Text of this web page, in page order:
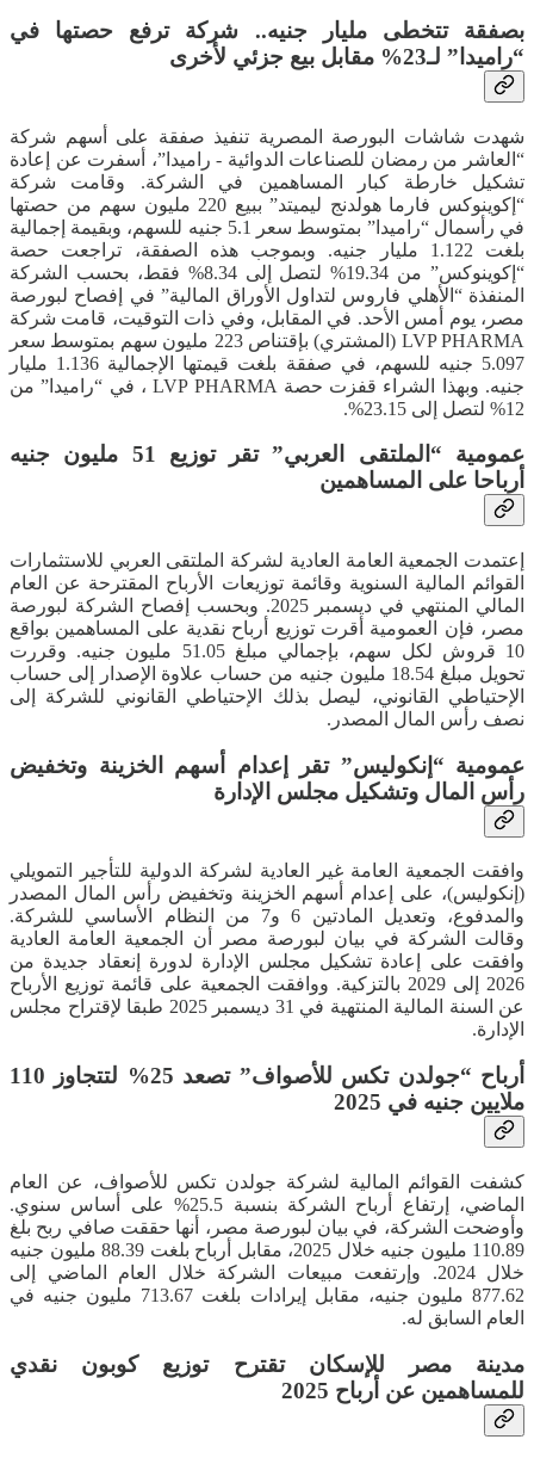
بصفقة تتخطى مليار جنيه.. شركة ترفع حصتها في
“راميدا” لـ23% مقابل بيع جزئي لأخرى
شهدت شاشات البورصة المصرية تنفيذ صفقة على أسهم شركة
“العاشر من رمضان للصناعات الدوائية - راميدا”، أسفرت عن إعادة
تشكيل خارطة كبار المساهمين في الشركة. وقامت شركة
“إكوينوكس فارما هولدنج ليميتد” ببيع 220 مليون سهم من حصتها
في رأسمال “راميدا” بمتوسط سعر 5.1 جنيه للسهم، وبقيمة إجمالية
بلغت 1.122 مليار جنيه. وبموجب هذه الصفقة، تراجعت حصة
“إكوينوكس” من 19.34% لتصل إلى 8.34% فقط، بحسب الشركة
المنفذة “الأهلي فاروس لتداول الأوراق المالية” في إفصاح لبورصة
مصر، يوم أمس الأحد. في المقابل، وفي ذات التوقيت، قامت شركة
LVP PHARMA (المشتري) بإقتناص 223 مليون سهم بمتوسط سعر
5.097 جنيه للسهم، في صفقة بلغت قيمتها الإجمالية 1.136 مليار
جنيه. وبهذا الشراء قفزت حصة LVP PHARMA ، في “راميدا” من
12% لتصل إلى 23.15%.
عمومية “الملتقى العربي” تقر توزيع 51 مليون جنيه
أرباحا على المساهمين
إعتمدت الجمعية العامة العادية لشركة الملتقى العربي للاستثمارات
القوائم المالية السنوية وقائمة توزيعات الأرباح المقترحة عن العام
المالي المنتهي في ديسمبر 2025. وبحسب إفصاح الشركة لبورصة
مصر، فإن العمومية أقرت توزيع أرباح نقدية على المساهمين بواقع
10 قروش لكل سهم، بإجمالي مبلغ 51.05 مليون جنيه. وقررت
تحويل مبلغ 18.54 مليون جنيه من حساب علاوة الإصدار إلى حساب
الإحتياطي القانوني، ليصل بذلك الإحتياطي القانوني للشركة إلى
نصف رأس المال المصدر.
عمومية “إنكوليس” تقر إعدام أسهم الخزينة وتخفيض
رأس المال وتشكيل مجلس الإدارة
وافقت الجمعية العامة غير العادية لشركة الدولية للتأجير التمويلي
(إنكوليس)، على إعدام أسهم الخزينة وتخفيض رأس المال المصدر
والمدفوع، وتعديل المادتين 6 و7 من النظام الأساسي للشركة.
وقالت الشركة في بيان لبورصة مصر أن الجمعية العامة العادية
وافقت على إعادة تشكيل مجلس الإدارة لدورة إنعقاد جديدة من
2026 إلى 2029 بالتزكية. ووافقت الجمعية على قائمة توزيع الأرباح
عن السنة المالية المنتهية في 31 ديسمبر 2025 طبقا لإقتراح مجلس
الإدارة.
أرباح “جولدن تكس للأصواف” تصعد 25% لتتجاوز 110
ملايين جنيه في 2025
كشفت القوائم المالية لشركة جولدن تكس للأصواف، عن العام
الماضي، إرتفاع أرباح الشركة بنسبة 25.5% على أساس سنوي.
وأوضحت الشركة، في بيان لبورصة مصر، أنها حققت صافي ربح بلغ
110.89 مليون جنيه خلال 2025، مقابل أرباح بلغت 88.39 مليون جنيه
خلال 2024. وإرتفعت مبيعات الشركة خلال العام الماضي إلى
877.62 مليون جنيه، مقابل إيرادات بلغت 713.67 مليون جنيه في
العام السابق له.
مدينة مصر للإسكان تقترح توزيع كوبون نقدي
للمساهمين عن أرباح 2025